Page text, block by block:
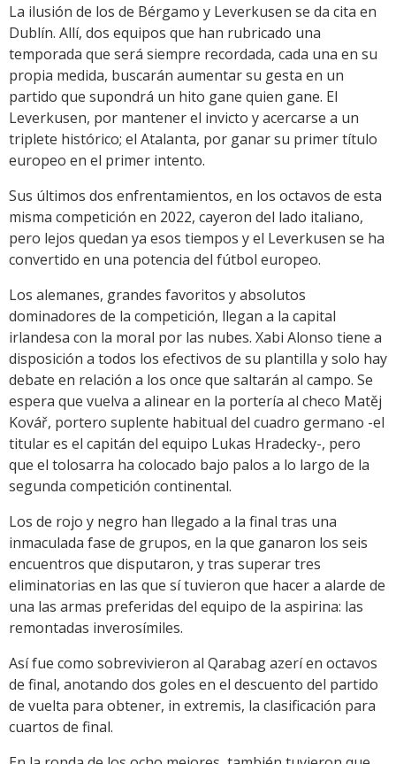
La ilusión de los de Bérgamo y Leverkusen se da cita en
Dublín. Allí, dos equipos que han rubricado una
temporada que será siempre recordada, cada una en su
propia medida, buscarán aumentar su gesta en un
partido que supondrá un hito gane quien gane. El
Leverkusen, por mantener el invicto y acercarse a un
triplete histórico; el Atalanta, por ganar su primer título
europeo en el primer intento.
Sus últimos dos enfrentamientos, en los octavos de esta
misma competición en 2022, cayeron del lado italiano,
pero lejos quedan ya esos tiempos y el Leverkusen se ha
convertido en una potencia del fútbol europeo.
Los alemanes, grandes favoritos y absolutos
dominadores de la competición, llegan a la capital
irlandesa con la moral por las nubes. Xabi Alonso tiene a
disposición a todos los efectivos de su plantilla y solo hay
debate en relación a los once que saltarán al campo. Se
espera que vuelva a alinear en la portería al checo Matěj
Kovář, portero suplente habitual del cuadro germano -el
titular es el capitán del equipo Lukas Hradecky-, pero
que el tolosarra ha colocado bajo palos a lo largo de la
segunda competición continental.
Los de rojo y negro han llegado a la final tras una
inmaculada fase de grupos, en la que ganaron los seis
encuentros que disputaron, y tras superar tres
eliminatorias en las que sí tuvieron que hacer a alarde de
una las armas preferidas del equipo de la aspirina: las
remontadas inverosímiles.
Así fue como sobrevivieron al Qarabag azerí en octavos
de final, anotando dos goles en el descuento del partido
de vuelta para obtener, in extremis, la clasificación para
cuartos de final.